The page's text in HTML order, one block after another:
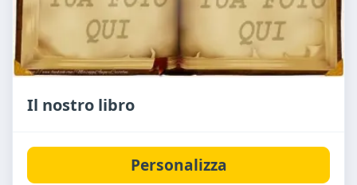
Il nostro libro
Personalizza